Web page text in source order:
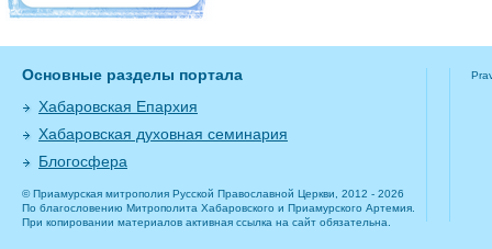
Основные разделы портала
Хабаровская Епархия
Хабаровская духовная семинария
Блогосфера
© Приамурская митрополия Русской Православной Церкви, 2012 - 2026
По благословению Митрополита Хабаровского и Приамурского Артемия.
При копировании материалов активная ссылка на сайт обязательна.